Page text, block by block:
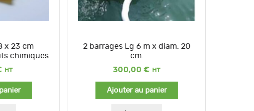
x 23 cm
chimiques
2 barrages Lg 6 m x diam. 20
cm.
300,00 €
Ajouter au panier